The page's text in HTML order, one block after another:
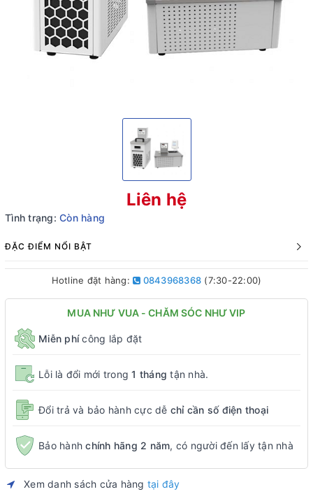
Liên hệ
Tình trạng: Còn hàng
ĐẶC ĐIỂM NỔI BẬT
Hotline đặt hàng: 0843968368 (7:30-22:00)
MUA NHƯ VUA - CHĂM SÓC NHƯ VIP
Miễn phícông lắp đặt
Lỗi là đổi mới trong1 tháng tận nhà.
Đổi trả và bảo hành cực dễ chỉ cần số điện thoại
Bảo hànhchính hãng 2 năm, có người đến lấy tận nhà
Xem danh sách cửa hàng tại đây